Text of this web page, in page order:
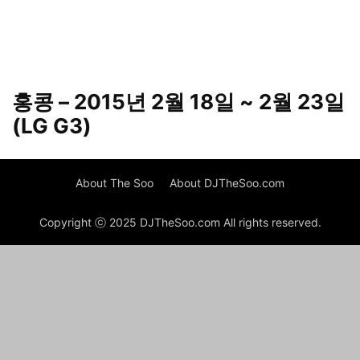
홍콩 – 2015년 2월 18일 ~ 2월 23일
(LG G3)
About The Soo About DJTheSoo.com
Copyright ⓒ 2025 DJTheSoo.com All rights reserved.